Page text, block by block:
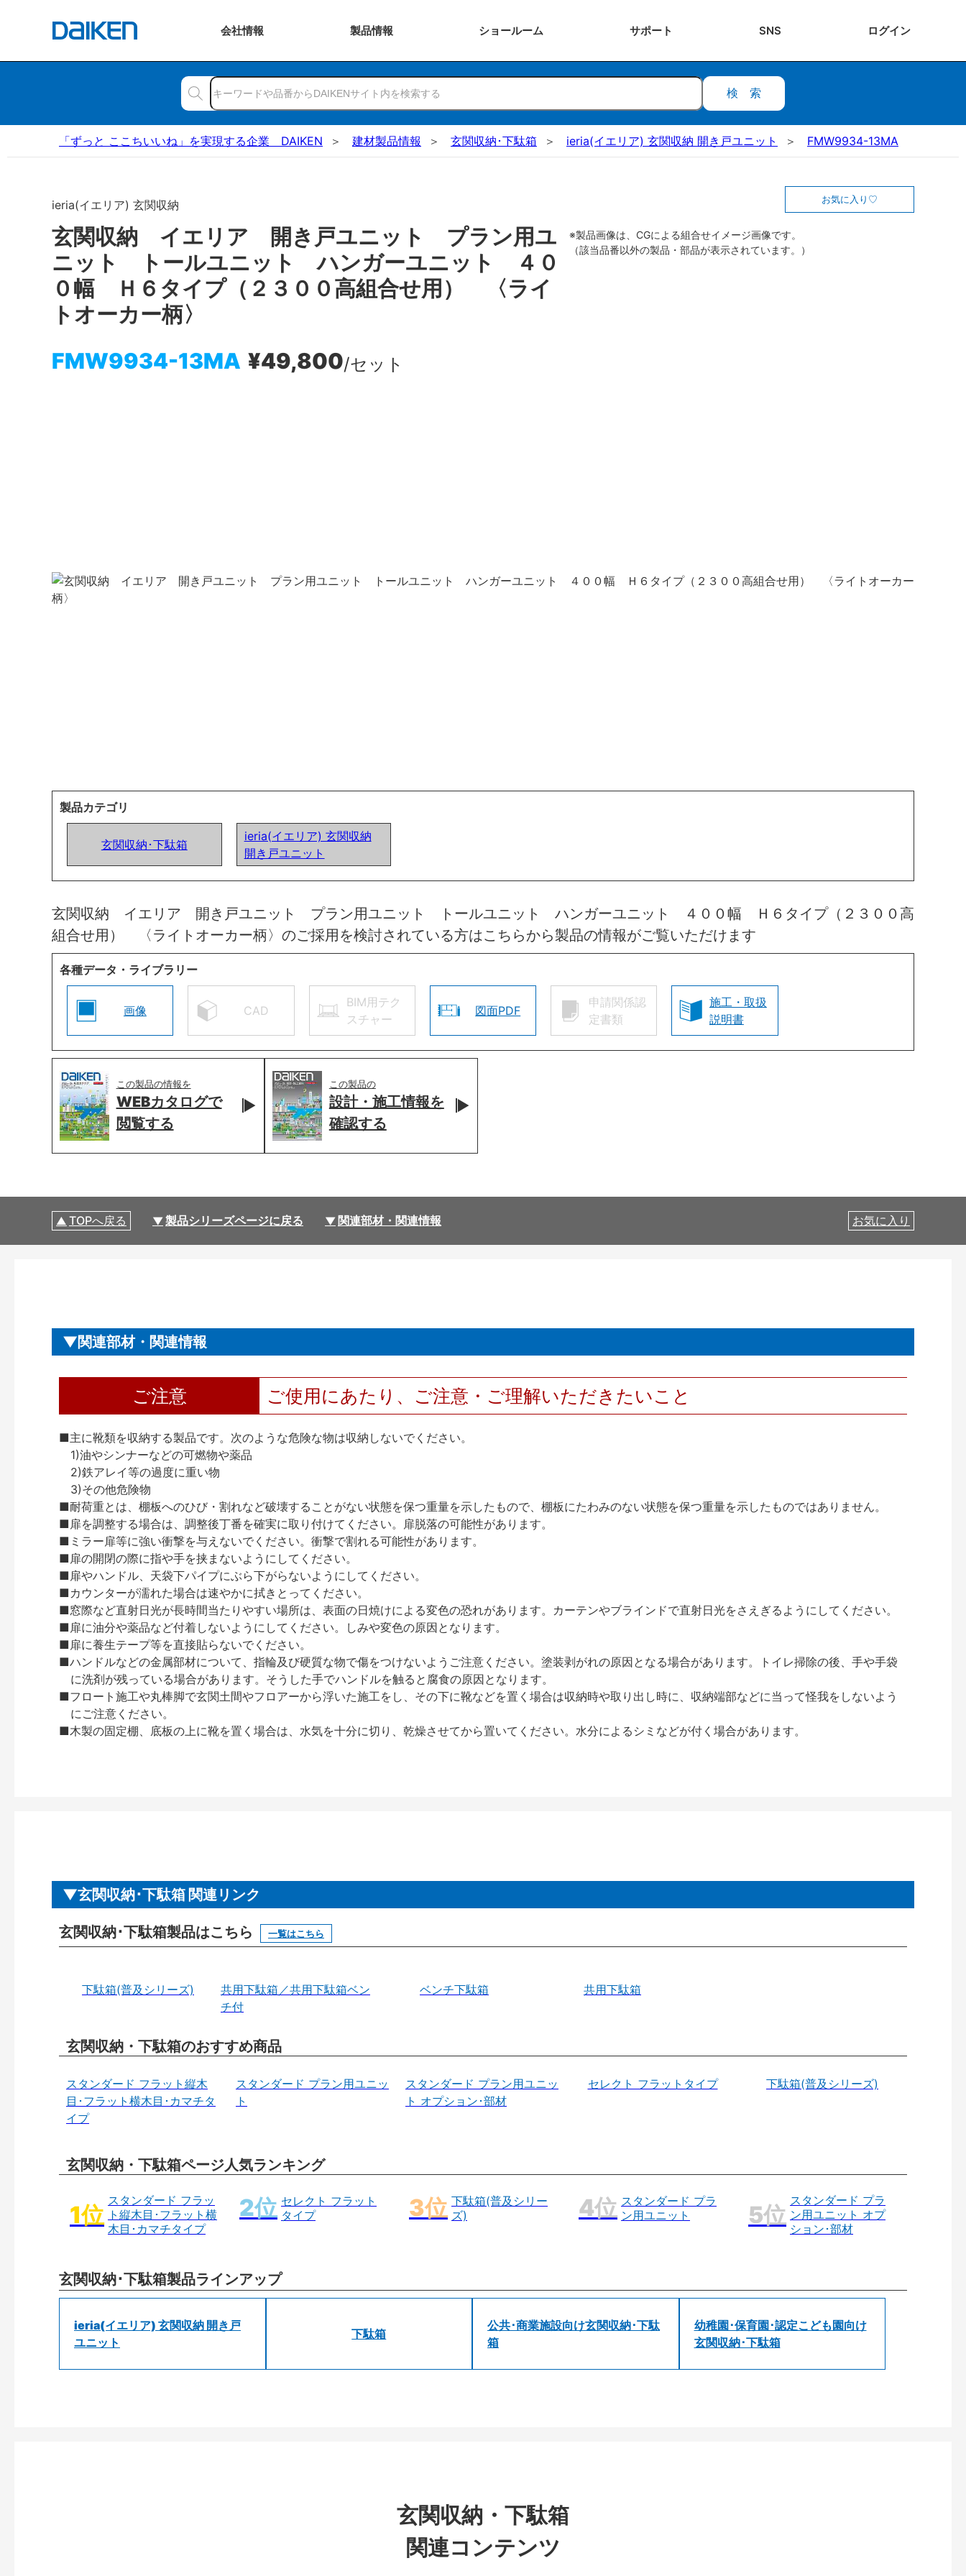
会社情報 製品情報 ショールーム サポート SNS ログイン
検索
「ずっと ここちいいね」を実現する企業 DAIKEN 建材製品情報 玄関収納･下駄箱 ieria(イエリア) 玄関収納 開き戸ユニット FMW9934-13MA
ieria(イエリア) 玄関収納
玄関収納 イエリア 開き戸ユニット プラン用ユ
ニット トールユニット ハンガーユニット ４０
０幅 Ｈ６タイプ（２３００高組合せ用） 〈ライ
トオーカー柄〉
FMW9934-13MA ¥49,800/セット
お気に入り
※製品画像は、CGによる組合せイメージ画像です。
（該当品番以外の製品・部品が表示されています。）
製品カテゴリ
玄関収納･下駄箱
ieria(イエリア) 玄関収納
開き戸ユニット
玄関収納 イエリア 開き戸ユニット プラン用ユニット トールユニット ハンガーユニット ４００幅 Ｈ６タイプ（２３００高
組合せ用） 〈ライトオーカー柄〉のご採用を検討されている方はこちらから製品の情報がご覧いただけます
各種データ・ライブラリー
画像 CAD
BIM用テク
スチャー
図面PDF
申請関係認
定書類
施工・取扱
説明書
この製品の情報を
WEBカタログで
閲覧する
この製品の
設計・施工情報を
確認する
TOPへ戻る 製品シリーズページに戻る 関連部材・関連情報 お気に入り
関連部材・関連情報
ご注意 ご使用にあたり、ご注意・ご理解いただきたいこと
■主に靴類を収納する製品です。次のような危険な物は収納しないでください。
1)油やシンナーなどの可燃物や薬品
2)鉄アレイ等の過度に重い物
3)その他危険物
■耐荷重とは、棚板へのひび・割れなど破壊することがない状態を保つ重量を示したもので、棚板にたわみのない状態を保つ重量を示したものではありません。
■扉を調整する場合は、調整後丁番を確実に取り付けてください。扉脱落の可能性があります。
■ミラー扉等に強い衝撃を与えないでください。衝撃で割れる可能性があります。
■扉の開閉の際に指や手を挟まないようにしてください。
■扉やハンドル、天袋下パイプにぶら下がらないようにしてください。
■カウンターが濡れた場合は速やかに拭きとってください。
■窓際など直射日光が長時間当たりやすい場所は、表面の日焼けによる変色の恐れがあります。カーテンやブラインドで直射日光をさえぎるようにしてください。
■扉に油分や薬品など付着しないようにしてください。しみや変色の原因となります。
■扉に養生テープ等を直接貼らないでください。
■ハンドルなどの金属部材について、指輪及び硬質な物で傷をつけないようご注意ください。塗装剥がれの原因となる場合があります。トイレ掃除の後、手や手袋
に洗剤が残っている場合があります。そうした手でハンドルを触ると腐食の原因となります。
■フロート施工や丸棒脚で玄関土間やフロアーから浮いた施工をし、その下に靴などを置く場合は収納時や取り出し時に、収納端部などに当って怪我をしないよう
にご注意ください。
■木製の固定棚、底板の上に靴を置く場合は、水気を十分に切り、乾燥させてから置いてください。水分によるシミなどが付く場合があります。
玄関収納･下駄箱 関連リンク
玄関収納･下駄箱製品はこちら 一覧はこちら
下駄箱(普及シリーズ)
共用下駄箱／共用下駄箱ベン
チ付
ベンチ下駄箱 共用下駄箱
玄関収納・下駄箱のおすすめ商品
スタンダード フラット縦木
目･フラット横木目･カマチタ
イプ
スタンダード プラン用ユニッ
ト
スタンダード プラン用ユニッ
ト オプション･部材
セレクト フラットタイプ 下駄箱(普及シリーズ)
玄関収納・下駄箱ページ人気ランキング
スタンダード フラッ
ト縦木目･フラット横
木目･カマチタイプ
セレクト フラット
タイプ
下駄箱(普及シリー
ズ)
スタンダード プラ
ン用ユニット
スタンダード プラ
ン用ユニット オプ
ション･部材
玄関収納･下駄箱製品ラインアップ
ieria(イエリア) 玄関収納 開き戸
ユニット
下駄箱
公共･商業施設向け玄関収納･下駄
箱
幼稚園･保育園･認定こども園向け
玄関収納･下駄箱
玄関収納・下駄箱
関連コンテンツ